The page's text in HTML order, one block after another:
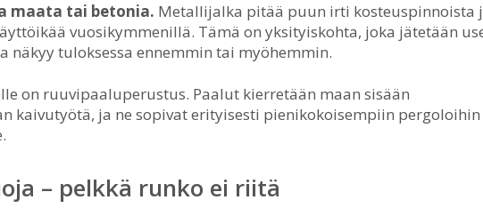
maata tai betonia. Metallijalka pitää puun irti kosteuspinnoista
vuosikymmenillä. Tämä on yksityiskohta, joka jätetään
näkyy tuloksessa ennemmin tai myöhemmin.
on ruuvipaaluperustus. Paalut kierretään maan sisään
kaivutyötä, ja ne sopivat erityisesti pienikokoisempiin pergoloihin
– pelkkä runko ei riitä